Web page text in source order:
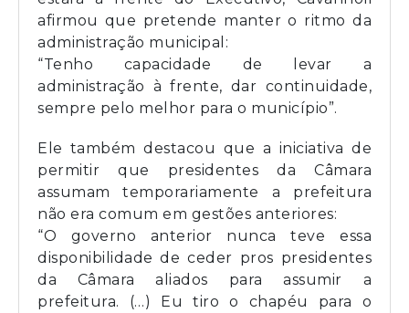
afirmou que pretende manter o ritmo da
administração municipal:
“Tenho capacidade de levar a
administração à frente, dar continuidade,
sempre pelo melhor para o município”.
Ele também destacou que a iniciativa de
permitir que presidentes da Câmara
assumam temporariamente a prefeitura
não era comum em gestões anteriores:
“O governo anterior nunca teve essa
disponibilidade de ceder pros presidentes
da Câmara aliados para assumir a
prefeitura. (…) Eu tiro o chapéu para o